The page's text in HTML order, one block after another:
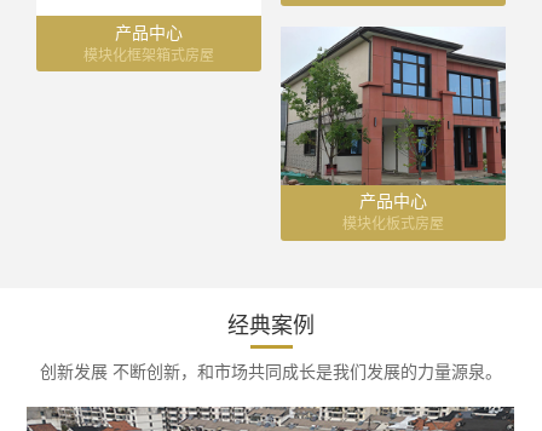
产品中心
模块化框架箱式房屋
产品中心
模块化板式房屋
经典案例
创新发展 不断创新，和市场共同成长是我们发展的力量源泉。